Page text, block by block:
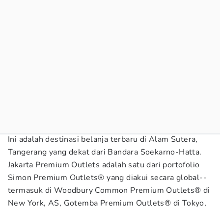
Ini adalah destinasi belanja terbaru di Alam Sutera,
Tangerang yang dekat dari Bandara Soekarno-Hatta.
Jakarta Premium Outlets adalah satu dari portofolio
Simon Premium Outlets® yang diakui secara global--
termasuk di Woodbury Common Premium Outlets® di
New York, AS, Gotemba Premium Outlets® di Tokyo,